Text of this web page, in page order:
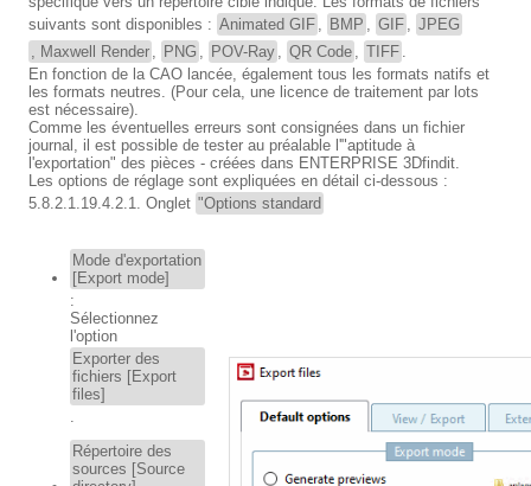
suivants sont disponibles : Animated GIF , BMP , GIF , JPEG
, Maxwell Render , PNG , POV-Ray , QR Code , TIFF .
En fonction de la CAO lancée, également tous les formats natifs et
les formats neutres. (Pour cela, une licence de traitement par lots
est nécessaire).
Comme les éventuelles erreurs sont consignées dans un fichier
journal, il est possible de tester au préalable l'"aptitude à
l'exportation" des pièces - créées dans ENTERPRISE 3Dfindit.
Les options de réglage sont expliquées en détail ci-dessous :
5.8.2.1.19.4.2.1. Onglet "Options standard
Mode d'exportation
[Export mode]
:
Sélectionnez
l'option
Exporter des
fichiers [Export
files]
.
Répertoire des
sources [Source